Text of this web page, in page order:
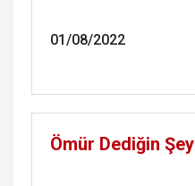
01/08/2022
Ömür Dediğin Şey